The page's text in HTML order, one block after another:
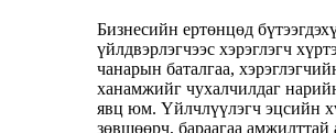
Бизнесийн ертөнцөд
үйлдвэрлэгчээс хэрэглэгч
чанарын баталгаа,
ханамжийг чухалчилдаг
явц юм. Үйлчлүүлэгч эцсийн
зөвшөөрч, бараагаа амжилттай